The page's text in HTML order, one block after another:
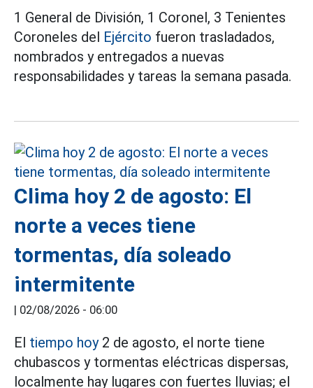
1 General de División, 1 Coronel, 3 Tenientes
Coroneles del Ejército fueron trasladados,
nombrados y entregados a nuevas
responsabilidades y tareas la semana pasada.
Clima hoy 2 de agosto: El
norte a veces tiene
tormentas, día soleado
intermitente
| 02/08/2026 - 06:00
El tiempo hoy2 de agosto, el norte tiene
chubascos y tormentas eléctricas dispersas,
localmente hay lugares con fuertes lluvias; el